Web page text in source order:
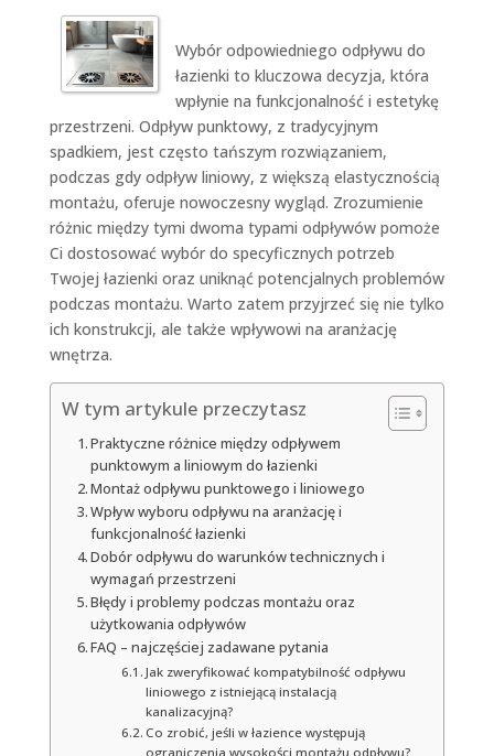
Wybór odpowiedniego odpływu do
łazienki to kluczowa decyzja, która
wpłynie na funkcjonalność i estetykę
przestrzeni. Odpływ punktowy, z tradycyjnym
spadkiem, jest często tańszym rozwiązaniem,
podczas gdy odpływ liniowy, z większą elastycznością
montażu, oferuje nowoczesny wygląd. Zrozumienie
różnic między tymi dwoma typami odpływów pomoże
Ci dostosować wybór do specyficznych potrzeb
Twojej łazienki oraz uniknąć potencjalnych problemów
podczas montażu. Warto zatem przyjrzeć się nie tylko
ich konstrukcji, ale także wpływowi na aranżację
wnętrza.
W tym artykule przeczytasz
Praktyczne różnice między odpływem
punktowym a liniowym do łazienki
Montaż odpływu punktowego i liniowego
Wpływ wyboru odpływu na aranżację i
funkcjonalność łazienki
Dobór odpływu do warunków technicznych i
wymagań przestrzeni
Błędy i problemy podczas montażu oraz
użytkowania odpływów
FAQ – najczęściej zadawane pytania
Jak zweryfikować kompatybilność odpływu
liniowego z istniejącą instalacją
kanalizacyjną?
Co zrobić, jeśli w łazience występują
ograniczenia wysokości montażu odpływu?